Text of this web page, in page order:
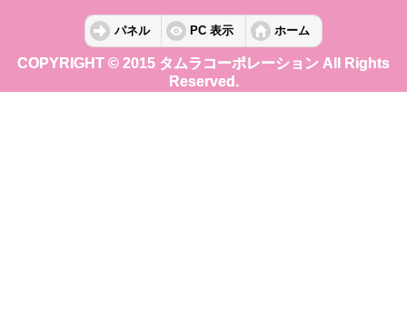
パネル PC 表示 ホーム
COPYRIGHT © 2015 タムラコーポレーション All Rights
Reserved.